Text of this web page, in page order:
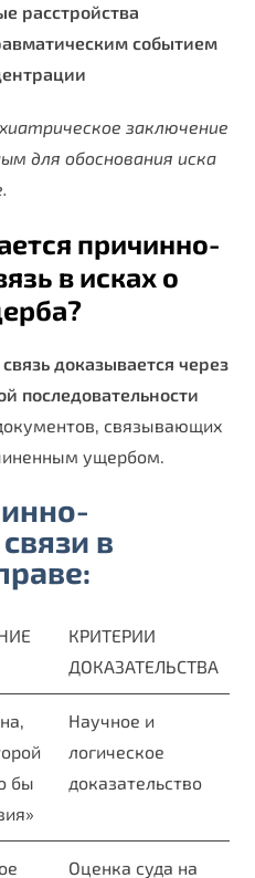
расстройства
событием
заключение
для обоснования иска
причинно-
в исках о
доказывается через
последовательности
связывающих
ущербом.
в
КРИТЕРИИ
ДОКАЗАТЕЛЬСТВА
бы
Научное и
логическое
доказательство
Оценка суда на